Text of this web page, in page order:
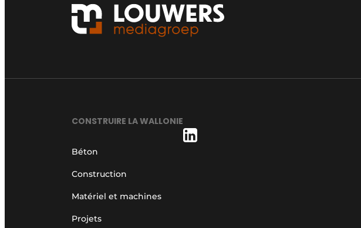
CONSTRUIRE LA WALLONIE
Béton
Construction
Matériel et machines
Projets